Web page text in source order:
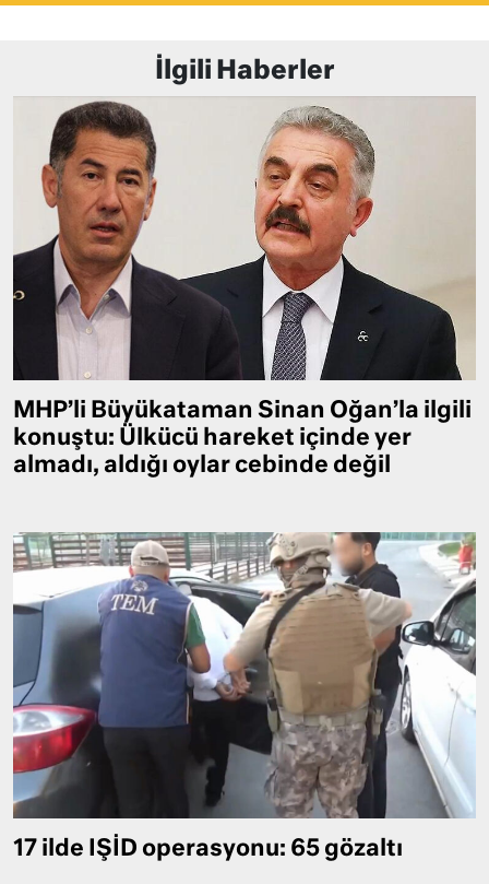
İlgili Haberler
MHP’li Büyükataman Sinan Oğan’la ilgili
konuştu: Ülkücü hareket içinde yer
almadı, aldığı oylar cebinde değil
17 ilde IŞİD operasyonu: 65 gözaltı